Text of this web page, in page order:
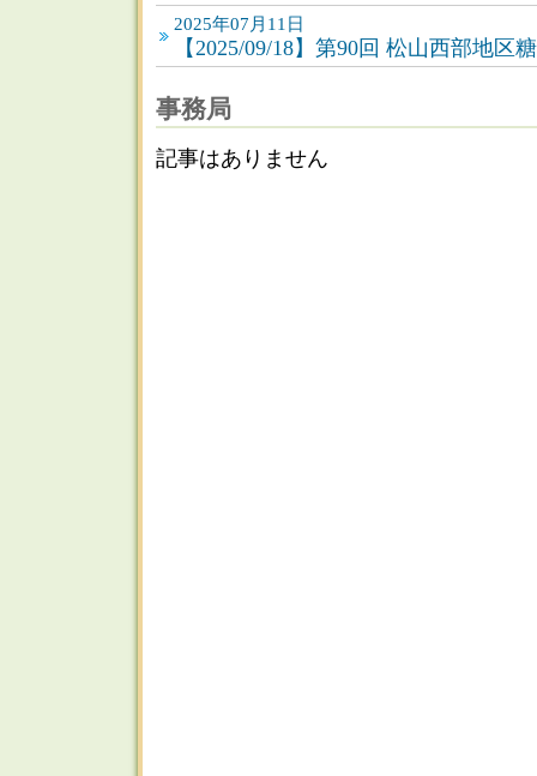
2025年07月11日
【2025/09/18】第90回 松山西部地区
事務局
記事はありません